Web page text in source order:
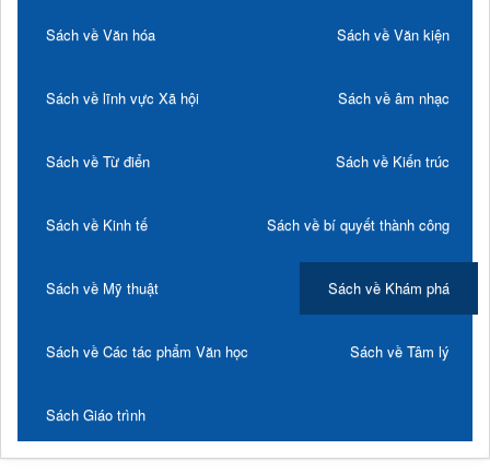
Sách về Văn hóa Sách về Văn kiện
Sách về lĩnh vực Xã hội Sách về âm nhạc
Sách về Từ điển Sách về Kiến trúc
Sách về Kinh tế Sách về bí quyết thành công
Sách về Mỹ thuật Sách về Khám phá
Sách về Các tác phẩm Văn học Sách về Tâm lý
Sách Giáo trình